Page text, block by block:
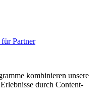
Partner
kombinieren unsere
durch Content-